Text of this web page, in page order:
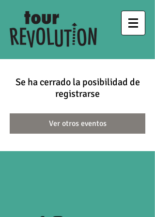
Se ha cerrado la posibilidad de
registrarse
Ver otros eventos